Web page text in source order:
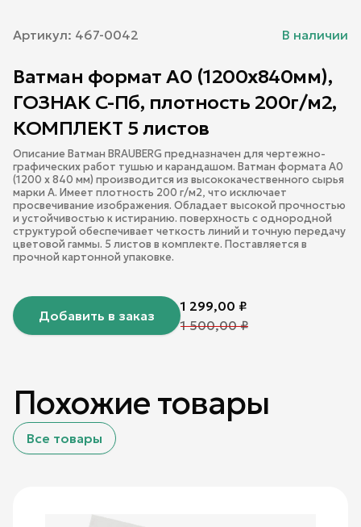
Артикул: 467-0042 В наличии
Ватман формат А0 (1200х840мм),
ГОЗНАК С-Пб, плотность 200г/м2,
КОМПЛЕКТ 5 листов
Описание Ватман BRAUBERG предназначен для чертежно-
графических работ тушью и карандашом. Ватман формата А0
(1200 х 840 мм) производится из высококачественного сырья
марки А. Имеет плотность 200 г/м2, что исключает
просвечивание изображения. Обладает высокой прочностью
и устойчивостью к истиранию. поверхность c однородной
структурой обеспечивает четкость линий и точную передачу
цветовой гаммы. 5 листов в комплекте. Поставляется в
прочной картонной упаковке.
Добавить в заказ
1 299,00 ₽
1 500,00₽
Похожие товары
Все товары